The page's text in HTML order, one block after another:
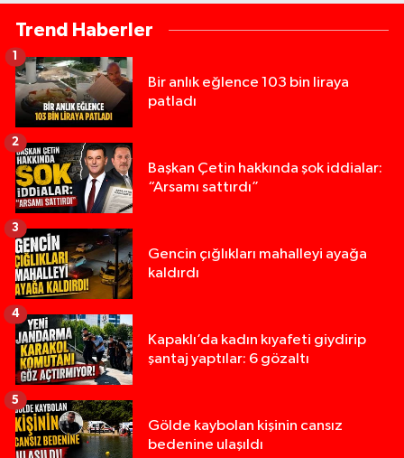
Trend Haberler
Bir anlık eğlence 103 bin liraya
patladı
Başkan Çetin hakkında şok iddialar:
“Arsamı sattırdı”
2
Gencin çığlıkları mahalleyi ayağa
kaldırdı
3
Kapaklı’da kadın kıyafeti giydirip
şantaj yaptılar: 6 gözaltı
4
Gölde kaybolan kişinin cansız
bedenine ulaşıldı
5